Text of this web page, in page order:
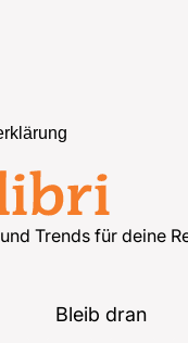
Trends für deine
Bleib dran